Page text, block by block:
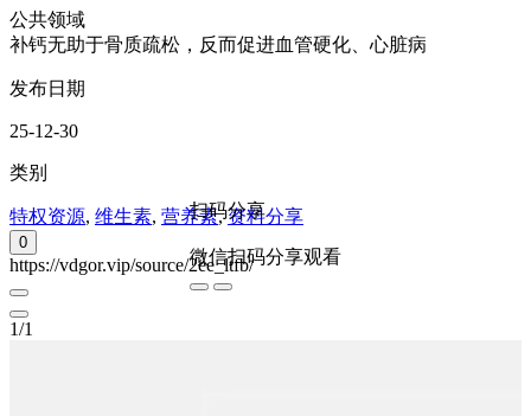
公共领域
补钙无助于骨质疏松，反而促进血管硬化、心脏病
发布日期
25-12-30
类别
特权资源, 维生素, 营养素,资料分享
0
https://vdgor.vip/source/2ee_ltfb/
扫码分享
微信扫码分享观看
1/1